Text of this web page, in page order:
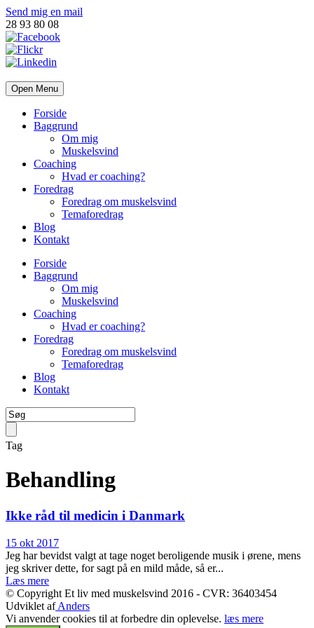
Send mig en mail
28 93 80 08
Open Menu
Forside
Baggrund
Om mig
Muskelsvind
Coaching
Hvad er coaching?
Foredrag
Foredrag om muskelsvind
Temaforedrag
Blog
Kontakt
Forside
Baggrund
Om mig
Muskelsvind
Coaching
Hvad er coaching?
Foredrag
Foredrag om muskelsvind
Temaforedrag
Blog
Kontakt
Tag
Behandling
Ikke råd til medicin i Danmark
15 okt 2017
Jeg har bevidst valgt at tage noget beroligende musik i ørene, mens
jeg skriver dette, for sagt på en mild måde, så er...
Læs mere
© Copyright Et liv med muskelsvind 2016 - CVR: 36403454
Udviklet afAnders
Vi anvender cookies til at forbedre din oplevelse. læs mere